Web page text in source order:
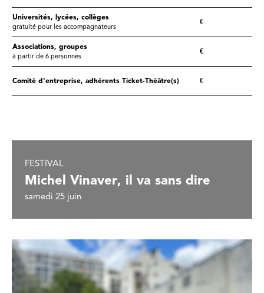
Universités, lycées, collèges
gratuité pour les accompagnateurs
€
Associations, groupes
à partir de 6 personnes
€
Comité d'entreprise, adhérents Ticket-Théâtre(s) €
FESTIVAL
Michel Vinaver, il va sans dire
samedi 25 juin